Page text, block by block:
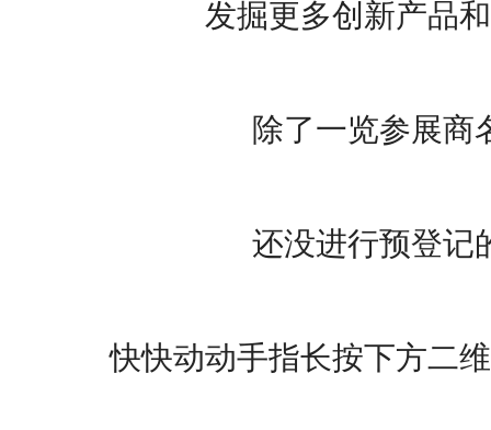
发掘更多创新产品
除了一览参展商
还没进行预登记
快快动动手指长按下方二